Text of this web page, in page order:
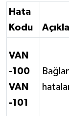
Hata
Kodu
VAN
-100
VAN
-101